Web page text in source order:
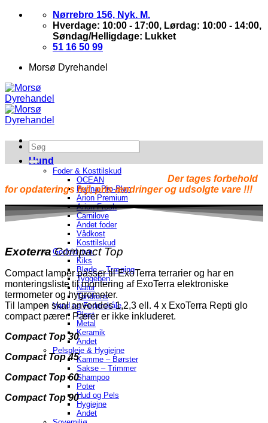
Skip
Nørrebro 156, Nyk. M.
Hverdage: 10:00 - 17:00, Lørdag: 10:00 - 14:00,
Søndag/Helligdage: Lukket
51 16 50 99
Morsø Dyrehandel
Hund
Foder & Kosttilskud
OCEAN
Purina Pro-Plan
Arion Premium
Arion Fresh
Carnilove
Andet foder
Vådkost
Kosttilskud
Godbid mm.
Kiks
Bløde – Træning
Tyggeben
Natur
Tandrens
Vand og Foderskåle
Plast
Metal
Keramik
Andet
Pelspleje & Hygiejne
Kamme – Børster
Sakse – Trimmer
Shampoo
Poter
Hud og Pels
Hygiejne
Andet
Der tages forbehold
for opdaterings fejl, pris ændringer og udsolgte vare !!!
ExoterraCompact Top
Compact lamper passer til ExoTerra terrarier og har en
monteringsliste til montering af ExoTerra elektroniske
termometer og hygrometer.
Til lampen skal anvendes 1,2,3 ell. 4 x ExoTerra Repti glo
compact pærer. Pærer er ikke inkluderet.
Compact Top 30
Compact Top 45
Compact Top 60
Compact Top 90